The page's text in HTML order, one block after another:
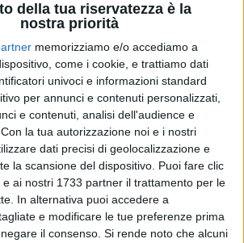
della tua riservatezza è la
nostra priorità
memorizziamo e/o accediamo a
come i cookie, e trattiamo dati
univoci e informazioni standard
per annunci e contenuti personalizzati,
e contenuti, analisi dell'audience e
Con la tua autorizzazione noi e i nostri
dati precisi di geolocalizzazione e
la scansione del dispositivo. Puoi fare clic
ai nostri 1733 partner il trattamento per le
In alternativa puoi accedere a
e modificare le tue preferenze prima
il consenso. Si rende noto che alcuni
navale di Trani sono stati protagonisti,
avvistamento in mare, a circa
di Trani. I due pesca-sportivi
i nomi) hanno avuto un incontro
squalo balena di circa 9 metri. L'episodio
pomeriggio di sabato.